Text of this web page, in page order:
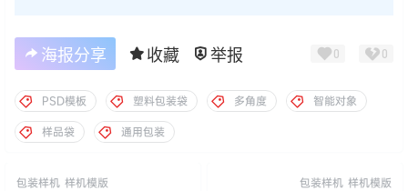
海报分享 收藏 举报 0 0
PSD模板 塑料包装袋 多角度
智能对象
样品袋
通用包装
包装样机 样机模版 包装样机 样机模版